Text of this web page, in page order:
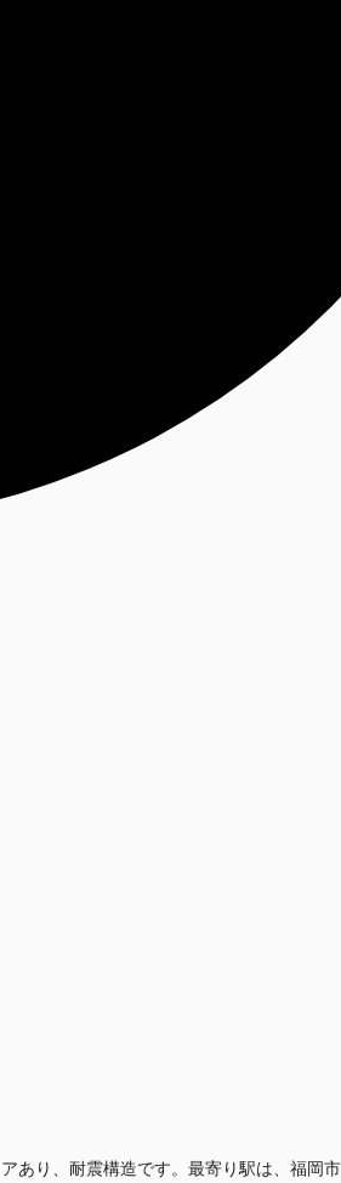
あり、耐震構造です。最寄り駅は、福岡